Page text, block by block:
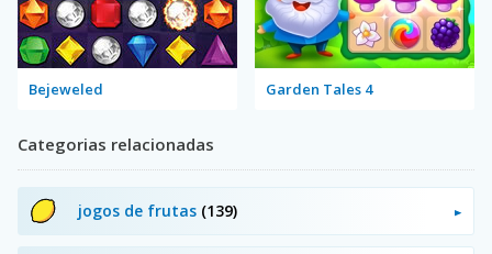
Bejeweled Garden Tales 4
Categorias relacionadas
jogos de frutas (139)